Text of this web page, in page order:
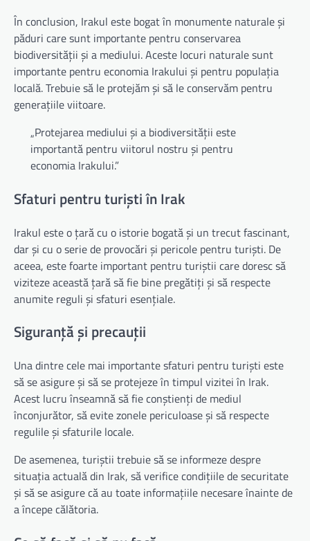
În conclusion, Irakul este bogat în monumente naturale și
păduri care sunt importante pentru conservarea
biodiversității și a mediului. Aceste locuri naturale sunt
importante pentru economia Irakului și pentru populația
locală. Trebuie să le protejăm și să le conservăm pentru
generațiile viitoare.
„Protejarea mediului și a biodiversității este
importantă pentru viitorul nostru și pentru
economia Irakului.”
Sfaturi pentru turiști în Irak
Irakul este o țară cu o istorie bogată și un trecut fascinant,
dar și cu o serie de provocări și pericole pentru turiști. De
aceea, este foarte important pentru turiștii care doresc să
viziteze această țară să fie bine pregătiți și să respecte
anumite reguli și sfaturi esențiale.
Siguranță și precauții
Una dintre cele mai importante sfaturi pentru turiști este
să se asigure și să se protejeze în timpul vizitei în Irak.
Acest lucru înseamnă să fie conștienți de mediul
înconjurător, să evite zonele periculoase și să respecte
regulile și sfaturile locale.
De asemenea, turiștii trebuie să se informeze despre
situația actuală din Irak, să verifice condițiile de securitate
și să se asigure că au toate informațiile necesare înainte de
a începe călătoria.